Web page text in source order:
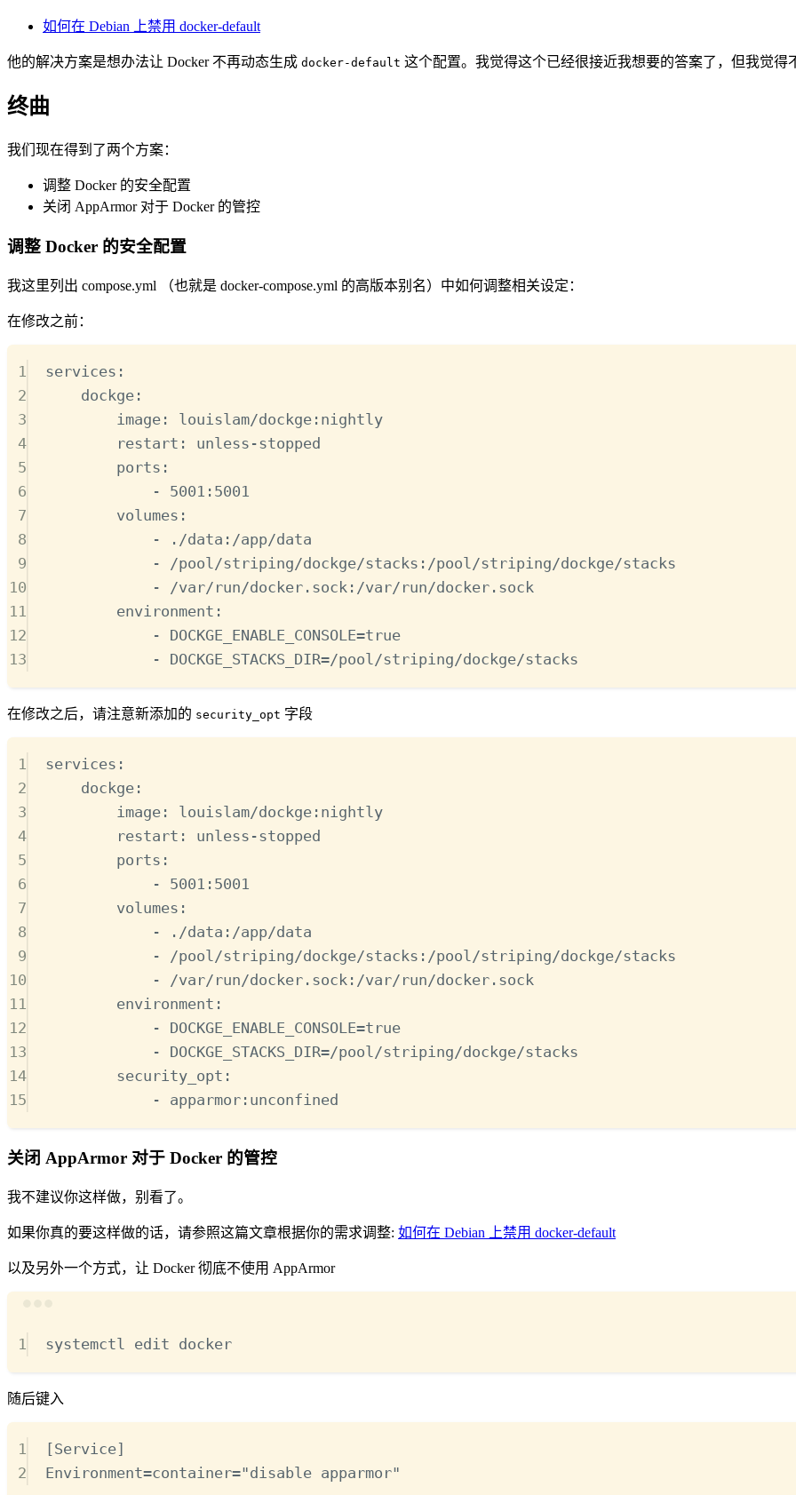
如何在 Debian 上禁用 docker-default
他的解决方案是想办法让 Docker 不再动态生成 docker-default 这个配置。我觉得这个已经很接近我想要的答案了，但我觉得
终曲
我们现在得到了两个方案：
调整 Docker 的安全配置
关闭 AppArmor 对于 Docker 的管控
调整 Docker 的安全配置
我这里列出 compose.yml （也就是 docker-compose.yml 的高版本别名）中如何调整相关设定：
在修改之前：
1 services :
2
dockge :
3
image :
louislam/dockge:nightly
4
restart :
unless-stopped
5
ports :
6
-
5001:5001
7
volumes :
8
-
./data:/app/data
9
-
/pool/striping/dockge/stacks:/pool/striping/dockge/stacks
10
-
/var/run/docker.sock:/var/run/docker.sock
11
environment :
12
-
DOCKGE_ENABLE_CONSOLE=true
13
- DOCKGE_STACKS_DIR=/pool/striping/dockge/stacks
在修改之后，请注意新添加的 security_opt 字段
1 services :
2
dockge :
3
image :
louislam/dockge:nightly
4
restart :
unless-stopped
5
ports :
6
-
5001:5001
7
volumes :
8
-
./data:/app/data
9
-
/pool/striping/dockge/stacks:/pool/striping/dockge/stacks
10
-
/var/run/docker.sock:/var/run/docker.sock
11
environment :
12
-
DOCKGE_ENABLE_CONSOLE=true
13
-
DOCKGE_STACKS_DIR=/pool/striping/dockge/stacks
14
security_opt :
15
- apparmor:unconfined
关闭 AppArmor 对于 Docker 的管控
我不建议你这样做，别看了。
如果你真的要这样做的话，请参照这篇文章根据你的需求调整: 如何在 Debian 上禁用 docker-default
以及另外一个方式，让 Docker 彻底不使用 AppArmor
1 systemctl edit docker
随后键入
1
[Service]
2
Environment=container="disable apparmor"